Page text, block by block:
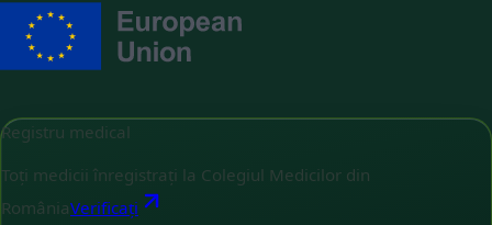
Registru medical
Toți medicii înregistrați la Colegiul Medicilor din
RomâniaVerificați